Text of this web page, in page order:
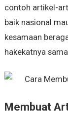
contoh artikel-
baik nasional
kesamaan
hakekatnya
Membuat